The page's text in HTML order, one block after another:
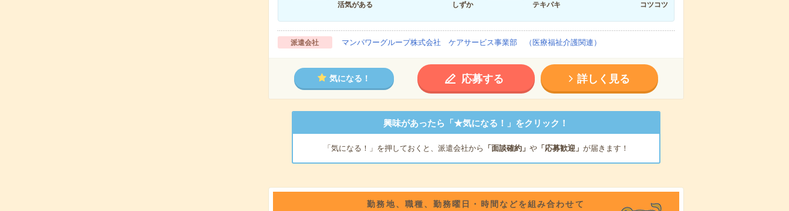
活気がある
しずか
テキパキ
コツコツ
派遣会社 マンパワーグループ株式会社 ケアサービス事業部 （医療福祉介護関連）
気になる！ 応募する 詳しく見る
興味があったら「★気になる！」をクリック！
「気になる！」を押しておくと、派遣会社から 「面談確約」 や「応募歓迎」 が届きます！
勤務地、職種、勤務曜日・時間などを組み合わせて